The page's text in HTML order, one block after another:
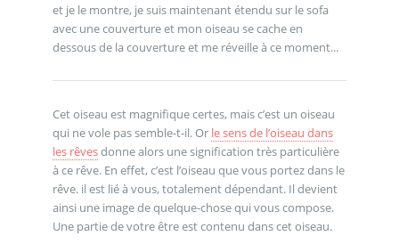
et je le montre, je suis maintenant étendu sur le sofa
avec une couverture et mon oiseau se cache en
dessous de la couverture et me réveille à ce moment...
Cet oiseau est magnifique certes, mais c’est un oiseau
qui ne vole pas semble-t-il. Or le sens de l’oiseau dans
les rêvesdonne alors une signification très particulière
à ce rêve. En effet, c’est l’oiseau que vous portez dans le
rêve. il est lié à vous, totalement dépendant. Il devient
ainsi une image de quelque-chose qui vous compose.
Une partie de votre être est contenu dans cet oiseau.